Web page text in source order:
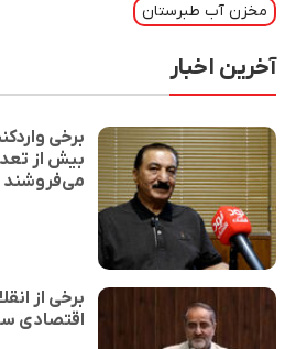
مخزن آب طبرستان
آخرین اخبار
برخی
بیش از
می‌فروشند
برخی از
اقتصادی